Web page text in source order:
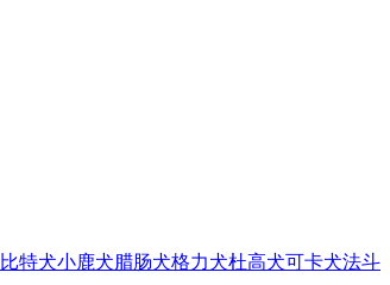
比特犬小鹿犬腊肠犬格力犬杜高犬可卡犬法斗